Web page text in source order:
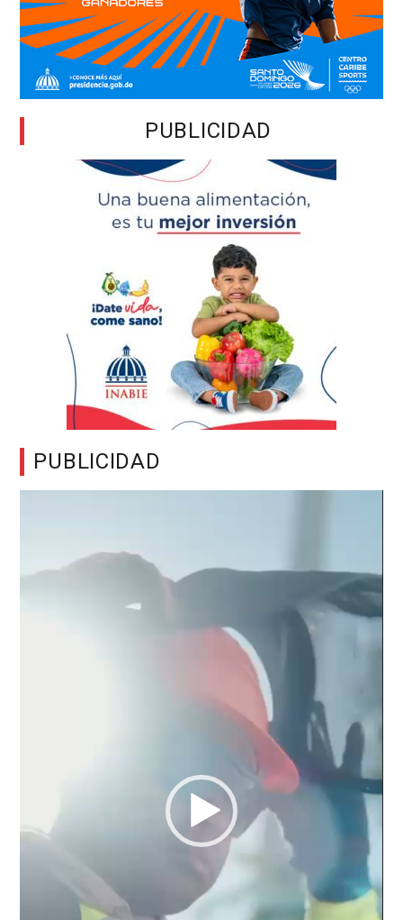
PUBLICIDAD
PUBLICIDAD